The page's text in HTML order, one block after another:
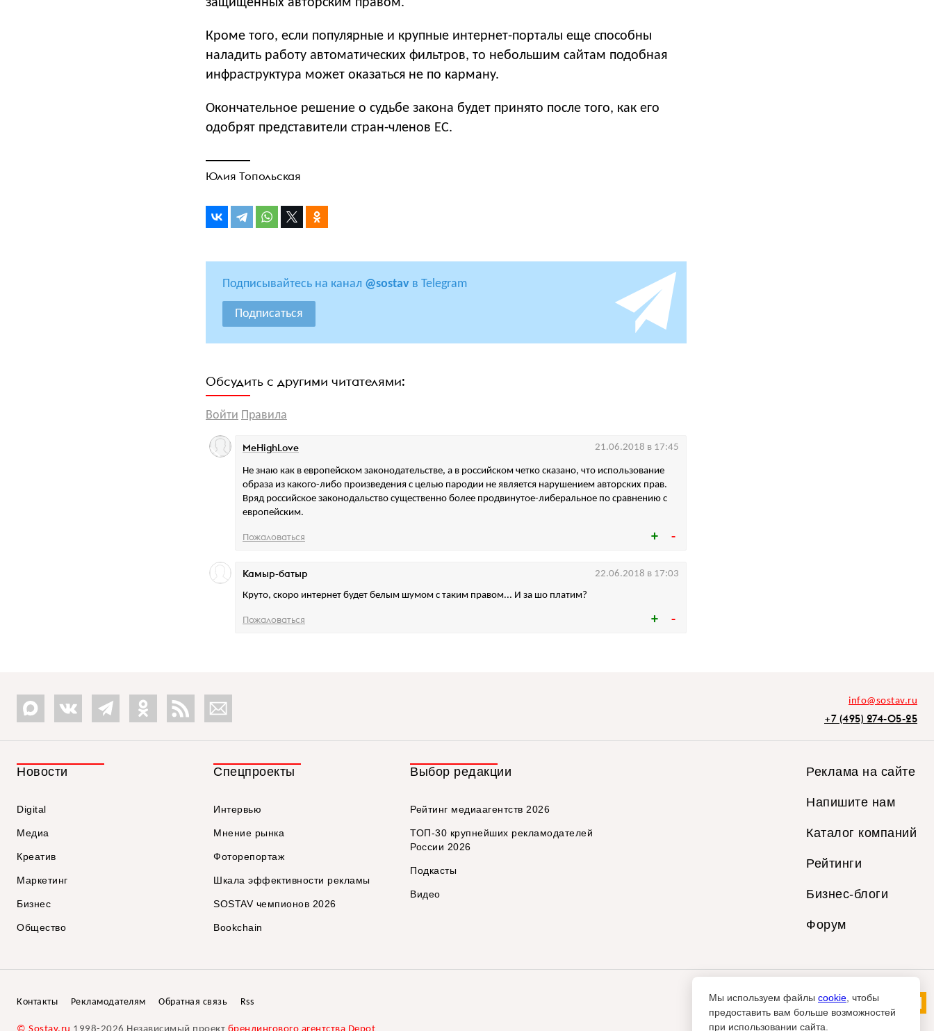
Кроме того, если популярные и крупные интернет-порталы еще способны
наладить работу автоматических фильтров, то небольшим сайтам подобная
инфраструктура может оказаться не по карману.
Окончательное решение о судьбе закона будет принято после того, как его
одобрят представители стран-членов ЕС.
Юлия Топольская
Подписывайтесь на канал @sostav в Telegram
Подписаться
Обсудить с другими читателями:
Войти Правила
Не знаю как в европейском законодательстве, а в российском четко сказано, что использование
образа из какого-либо произведения с целью пародии не является нарушением авторских прав.
Вряд российское законодальство существенно более продвинутое-либеральное по сравнению с
европейским.
MeHighLove 21.06.2018 в 17:45
Пожаловаться
Круто, скоро интернет будет белым шумом с таким правом... И за шо платим?
Камыр-батыр 22.06.2018 в 17:03
Пожаловаться
info@sostav.ru
+7 (495) 274-05-25
Новости
Digital
Медиа
Креатив
Маркетинг
Бизнес
Общество
Спецпроекты
Интервью
Мнение рынка
Фоторепортаж
Шкала эффективности рекламы
SOSTAV чемпионов 2026
Bookchain
Выбор редакции
Рейтинг медиаагентств 2026
ТОП-30 крупнейших рекламодателей
России 2026
Подкасты
Видео
Реклама на сайте
Напишите нам
Каталог компаний
Рейтинги
Бизнес-блоги
Форум
Контакты Рекламодателям Обратная связь Rss Мы используем файлы cookie , чтобы
предоставить вам больше возможностей
при использовании сайта.